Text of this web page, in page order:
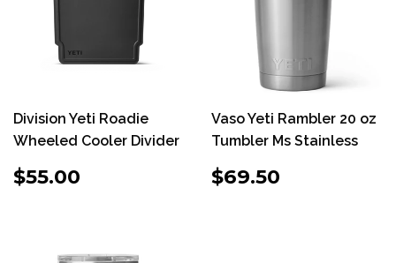
Division Yeti Roadie
Wheeled Cooler Divider
PRECIO
HABITUAL
$55.00
Vaso Yeti Rambler 20 oz
Tumbler Ms Stainless
PRECIO
HABITUAL
$69.50